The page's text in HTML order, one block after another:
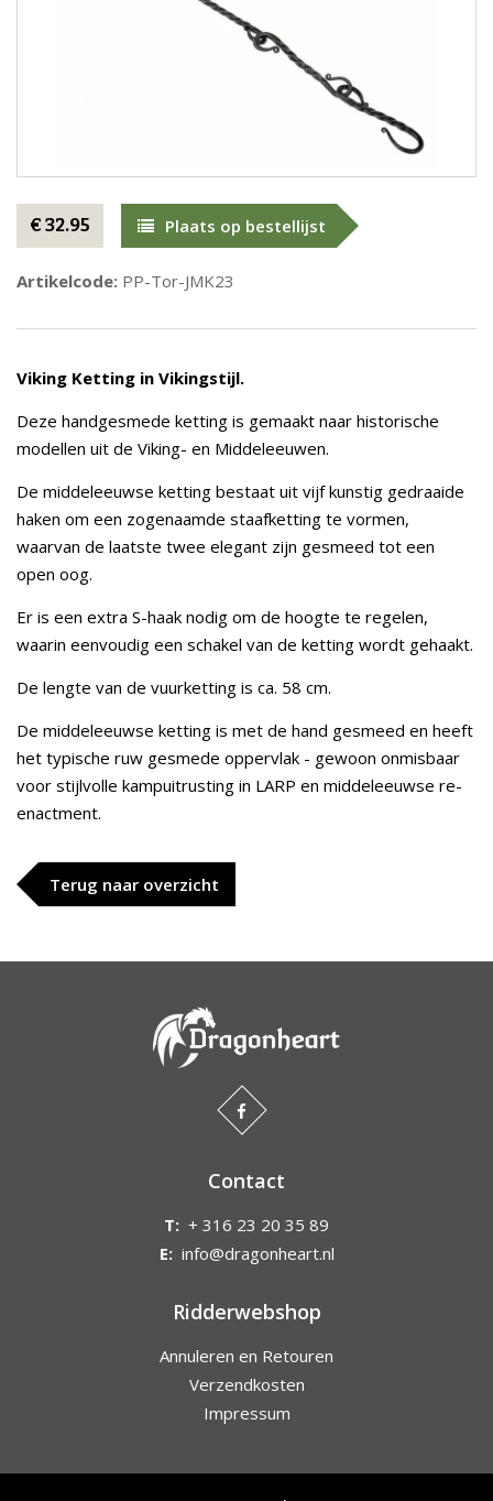
€ 32.95 Plaats op bestellijst
Artikelcode: PP-Tor-JMK23
Viking Ketting in Vikingstijl.
Deze handgesmede ketting is gemaakt naar historische
modellen uit de Viking- en Middeleeuwen.
De middeleeuwse ketting bestaat uit vijf kunstig gedraaide
haken om een zogenaamde staafketting te vormen,
waarvan de laatste twee elegant zijn gesmeed tot een
open oog.
Er is een extra S-haak nodig om de hoogte te regelen,
waarin eenvoudig een schakel van de ketting wordt gehaakt.
De lengte van de vuurketting is ca. 58 cm.
De middeleeuwse ketting is met de hand gesmeed en heeft
het typische ruw gesmede oppervlak - gewoon onmisbaar
voor stijlvolle kampuitrusting in LARP en middeleeuwse re-
enactment.
Terug naar overzicht
Contact
T: + 316 23 20 35 89
E: info@dragonheart.nl
Ridderwebshop
Annuleren en Retouren
Verzendkosten
Impressum